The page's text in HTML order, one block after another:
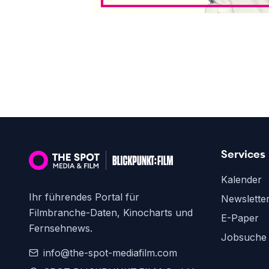
Ihr führendes Portal für
Filmbranche-Daten, Kinocharts und
Fernsehnews.
info@the-spot-mediafilm.com
Services
Kalender
E-Paper
Jobsuche